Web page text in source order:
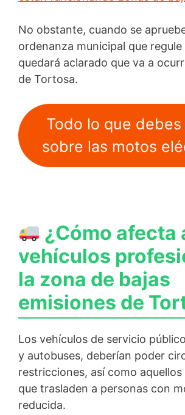
No obstante, cuando se
ordenanza municipal que
quedará aclarado que va a
de Tortosa.
Todo lo que
sobre las motos
¿Cómo afecta
vehículos
la zona de bajas
emisiones de
Los vehículos de servicio
y autobuses, deberían poder
restricciones, así como
que trasladen a personas con
reducida.